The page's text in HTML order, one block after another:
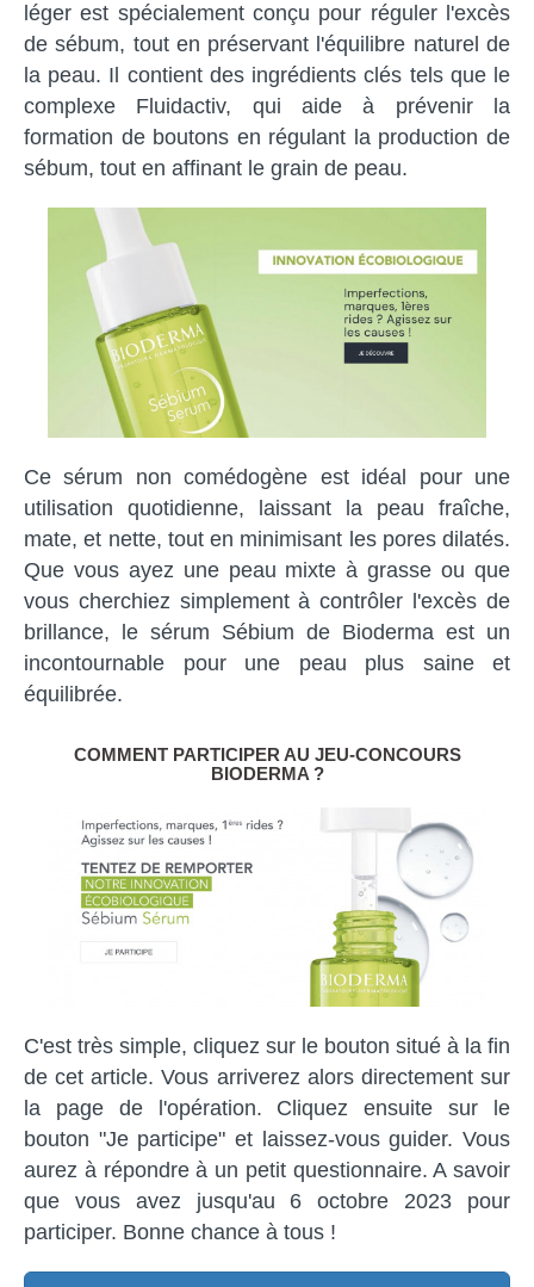
léger est spécialement conçu pour réguler l'excès
de sébum, tout en préservant l'équilibre naturel de
la peau. Il contient des ingrédients clés tels que le
complexe Fluidactiv, qui aide à prévenir la
formation de boutons en régulant la production de
sébum, tout en affinant le grain de peau.
Ce sérum non comédogène est idéal pour une
utilisation quotidienne, laissant la peau fraîche,
mate, et nette, tout en minimisant les pores dilatés.
Que vous ayez une peau mixte à grasse ou que
vous cherchiez simplement à contrôler l'excès de
brillance, le sérum Sébium de Bioderma est un
incontournable pour une peau plus saine et
équilibrée.
COMMENT PARTICIPER AU JEU-CONCOURS
BIODERMA ?
C'est très simple, cliquez sur le bouton situé à la fin
de cet article. Vous arriverez alors directement sur
la page de l'opération. Cliquez ensuite sur le
bouton "Je participe" et laissez-vous guider. Vous
aurez à répondre à un petit questionnaire. A savoir
que vous avez jusqu'au 6 octobre 2023 pour
participer. Bonne chance à tous !